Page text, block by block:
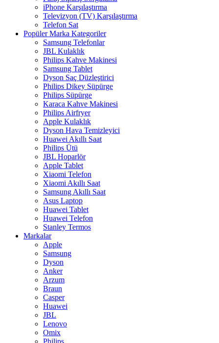
iPhone Karşılaştırma
Televizyon (TV) Karşılaştırma
Telefon Sat
Popüler Marka Kategoriler
Samsung Telefonlar
JBL Kulaklık
Philips Kahve Makinesi
Samsung Tablet
Dyson Saç Düzleştirici
Philips Dikey Süpürge
Philips Süpürge
Karaca Kahve Makinesi
Philips Airfryer
Apple Kulaklık
Dyson Hava Temizleyici
Huawei Akıllı Saat
Philips Ütü
JBL Hoparlör
Apple Tablet
Xiaomi Telefon
Xiaomi Akıllı Saat
Samsung Akıllı Saat
Asus Laptop
Huawei Tablet
Huawei Telefon
Stanley Termos
Markalar
Apple
Samsung
Dyson
Anker
Arzum
Braun
Casper
Huawei
JBL
Lenovo
Omix
Philips